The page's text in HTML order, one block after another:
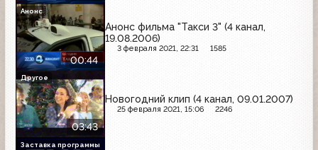
00:44
Анонс фильма "Такси 3" (4 канал,
19.08.2006)
3 февраля 2021, 22:31 1585
Анонс
03:43
Новогодний клип (4 канал, 09.01.2007)
25 февраля 2021, 15:06 2246
Другое
Заставка программы